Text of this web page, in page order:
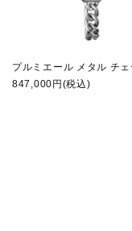
プルミエール メタル チェ
847,000円(税込)